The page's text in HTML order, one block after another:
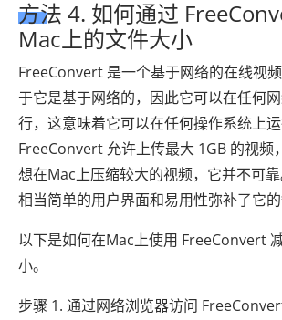
方法 4. 如何通过
Mac上的文件大小
FreeConvert 是一个基于网络的在线视
于它是基于网络的，因此它可以在任何
行，这意味着它可以在任何操作系统上运
FreeConvert 允许上传最大 1GB 的视频
想在Mac上压缩较大的视频，它并不可
相当简单的用户界面和易用性弥补了它的
以下是如何在Mac上使用 FreeConvert
小。
步骤 1. 通过网络浏览器访问